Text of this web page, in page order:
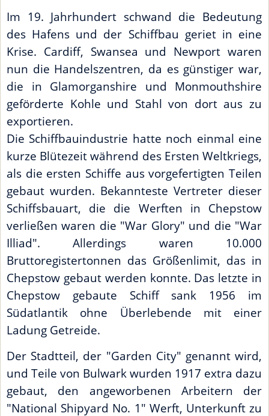
Im 19. Jahrhundert schwand die Bedeutung
des Hafens und der Schiffbau geriet in eine
Krise. Cardiff, Swansea und Newport waren
nun die Handelszentren, da es günstiger war,
die in Glamorganshire und Monmouthshire
geförderte Kohle und Stahl von dort aus zu
exportieren.
Die Schiffbauindustrie hatte noch einmal eine
kurze Blütezeit während des Ersten Weltkriegs,
als die ersten Schiffe aus vorgefertigten Teilen
gebaut wurden. Bekannteste Vertreter dieser
Schiffsbauart, die die Werften in Chepstow
verließen waren die "War Glory" und die "War
Illiad". Allerdings waren 10.000
Bruttoregistertonnen das Größenlimit, das in
Chepstow gebaut werden konnte. Das letzte in
Chepstow gebaute Schiff sank 1956 im
Südatlantik ohne Überlebende mit einer
Ladung Getreide.
Der Stadtteil, der "Garden City" genannt wird,
und Teile von Bulwark wurden 1917 extra dazu
gebaut, den angeworbenen Arbeitern der
"National Shipyard No. 1" Werft, Unterkunft zu